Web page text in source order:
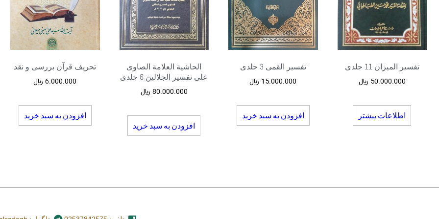
تفسیر المیزان 11 جلدی
50.000.000 ﷼
اطلاعات بیشتر
تفسیر القمی 3 جلدی
15.000.000 ﷼
افزودن به سبد خرید
الحاشیة العلامة الصاوی
علی تفسیر الجلالین 6 جلدی
80.000.000 ﷼
افزودن به سبد خرید
تحریف قرآن بررسی و نقد
6.000.000 ﷼
افزودن به سبد خرید